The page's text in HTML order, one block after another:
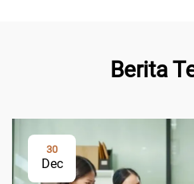
Berita
30
Dec